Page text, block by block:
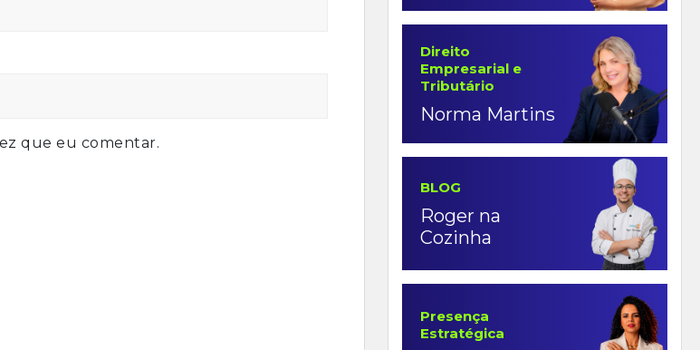
que eu comentar.
Direito
Empresarial e
Tributário
Norma Martins
BLOG
Roger na
Cozinha
Presença
Estratégica